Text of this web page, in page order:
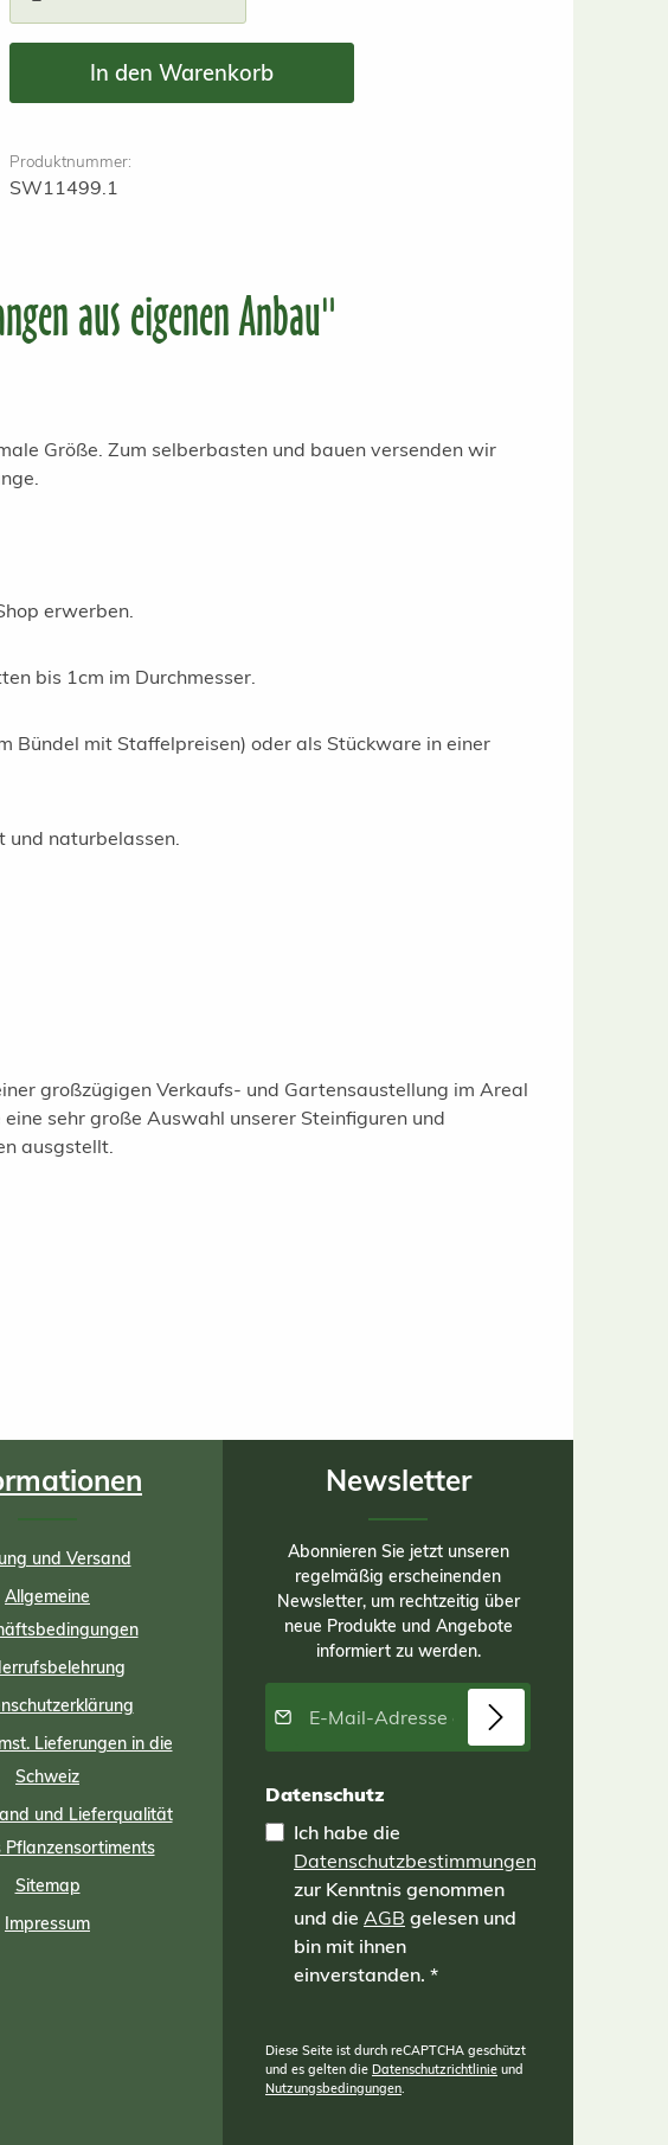
In den Warenkorb
Produktnummer:
SW11499.1
aus eigenen Anbau"
Größe. Zum selberbasten und bauen versenden wir
erwerben.
bis 1cm im Durchmesser.
Bündel mit Staffelpreisen) oder als Stückware in einer
und naturbelassen.
großzügigen Verkaufs- und Gartensaustellung im Areal
sehr große Auswahl unserer Steinfiguren und
ausgstellt.
und Versand
Allgemeine
Lieferungen in die
Schweiz
und Lieferqualität
Pflanzensortiments
Sitemap
Impressum
Newsletter
Abonnieren Sie jetzt unseren
regelmäßig erscheinenden
Newsletter, um rechtzeitig über
neue Produkte und Angebote
informiert zu werden.
E-Mail-Adresse*
Datenschutz
Ich habe die
Datenschutzbestimmungen
zur Kenntnis genommen
und die AGB gelesen und
bin mit ihnen
einverstanden. *
Diese Seite ist durch reCAPTCHA geschützt
und es gelten die Datenschutzrichtlinie und
Nutzungsbedingungen.